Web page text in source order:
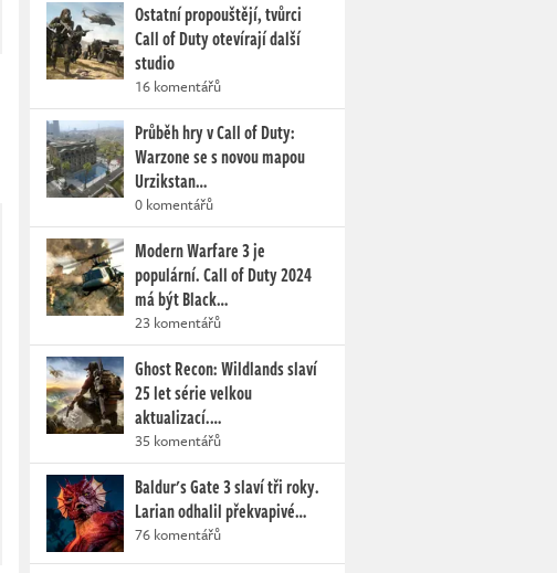
Ostatní propouštějí, tvůrci
Call of Duty otevírají další
studio
16 komentářů
Průběh hry v Call of Duty:
Warzone se s novou mapou
Urzikstan…
0 komentářů
Modern Warfare 3 je
populární. Call of Duty 2024
má být Black…
23 komentářů
Ghost Recon: Wildlands slaví
25 let série velkou
aktualizací.…
35 komentářů
Baldur's Gate 3 slaví tři roky.
Larian odhalil překvapivé…
76 komentářů